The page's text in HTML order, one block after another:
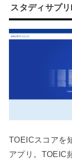
スタディサプ
TOEICスコアを
アプリ。TOEIC